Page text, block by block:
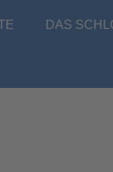
DAS